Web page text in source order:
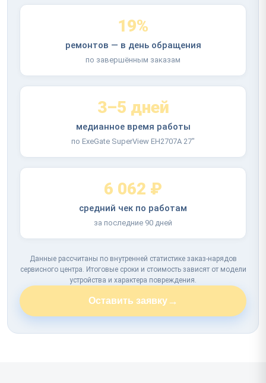
19%
ремонтов — в день обращения
по завершённым заказам
3–5 дней
медианное время работы
по ExeGate SuperView EH2707A 27"
6 062 ₽
средний чек по работам
за последние 90 дней
Данные рассчитаны по внутренней статистике заказ-нарядов
сервисного центра. Итоговые сроки и стоимость зависят от модели
устройства и характера повреждения.
Оставить заявку→